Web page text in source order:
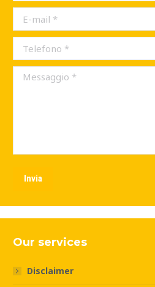
E-mail *
Telefono *
Messaggio *
Invia
Our services
Disclaimer